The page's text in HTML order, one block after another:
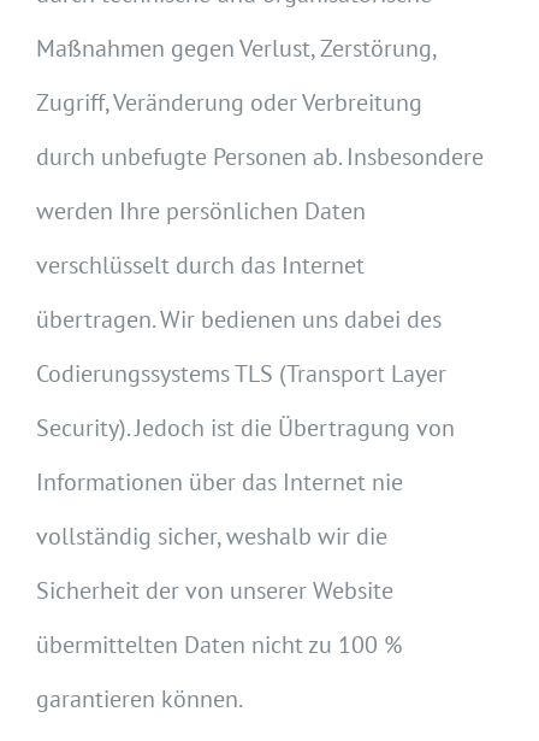
Maßnahmen gegen Verlust, Zerstörung,
Zugriff, Veränderung oder Verbreitung
durch unbefugte Personen ab. Insbesondere
werden Ihre persönlichen Daten
verschlüsselt durch das Internet
übertragen. Wir bedienen uns dabei des
Codierungssystems TLS (Transport Layer
Security). Jedoch ist die Übertragung von
Informationen über das Internet nie
vollständig sicher, weshalb wir die
Sicherheit der von unserer Website
übermittelten Daten nicht zu 100 %
garantieren können.